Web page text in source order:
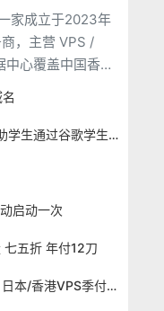
家成立于2023年
，主营 VPS /
中心覆盖中国香
、美国堪萨斯与
。其 VPS 产品基
构，配备 NVMe
VPS 月付低至 6
家成立于2023年
，主营 VPS /
心覆盖中国香
。其 VPS 产品基
要分为亚洲和美
VPS 月付低至 6
SheerID Verification Tool 帮助学生通过谷歌学生计划免费获得 Gemini Advanced
家成立于2023年
，主营 VPS /
心覆盖中国香
。其 VPS 产品基
要分为亚洲和美
家成立于2023年
，主营 VPS /
心覆盖中国香
。其 VPS 产品基
启动一次
家成立于2023年
，主营 VPS /
中心覆盖中国香
五折 年付12刀
家成立于2023年
，主营 VPS /
LOCVPS 秋季促销全场7折起 日本/香港VPS季付63元